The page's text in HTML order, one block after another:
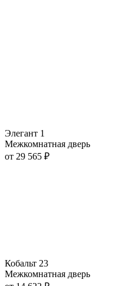
Элегант 1
Межкомнатная дверь
от 29 565 ₽
Кобальт 23
Межкомнатная дверь